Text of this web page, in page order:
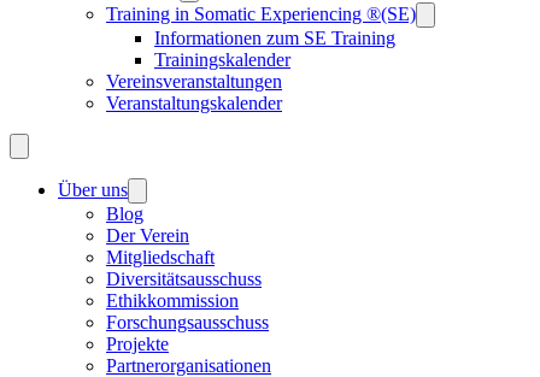
Training in Somatic Experiencing ®(SE)
Informationen zum SE Training
Trainingskalender
Vereinsveranstaltungen
Veranstaltungskalender
Über uns
Blog
Der Verein
Mitgliedschaft
Diversitätsausschuss
Ethikkommission
Forschungsausschuss
Projekte
Partnerorganisationen